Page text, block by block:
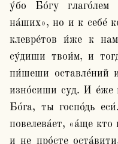
у́бо Бо́гу глаго́лем
на́ших», но и к себе́
клевре́тов и́же к
су́диши твои́м, и
пи́шеши оставле́ний
изно́сиши суд. И е́же
Бо́га, ты госпо́дь
повелева́ет, «а́ще кто
и не про́сте